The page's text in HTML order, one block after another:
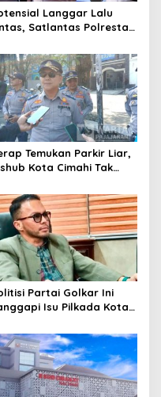
Langgar Lalu
Satlantas Polresta
Berknalpot Brong
Temukan Parkir Liar,
Kota Cimahi Tak
Partai Golkar Ini
Isu Pilkada Kota